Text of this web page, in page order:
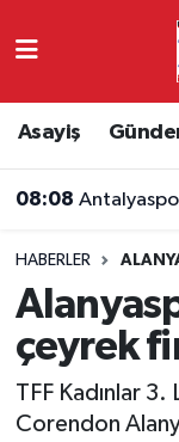
Asayiş
08:08
HABERLER
çeyrek
TFF Kadınlar
Corendon
Ekonomi
Resmi
Alanyaspor
Antalya
Süper Lig
Tüm